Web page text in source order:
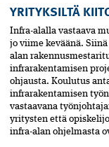
YRITYKSILTÄ
Infra-alalla vastaava
jo viime keväänä.
alan
infrarakentamisen
ohjausta. Koulutus
infrarakentamisen
vastaavana
yritysten että
infra-alan ohjelmasta